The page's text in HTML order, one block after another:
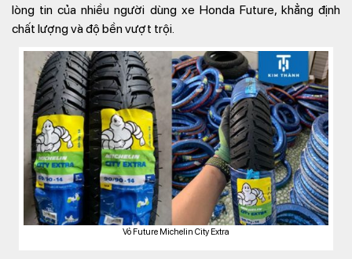
lòng tin của nhiều người dùng xe Honda Future, khẳng định
chất lượng và độ bền vượt trội.
Vỏ Future Michelin City Extra